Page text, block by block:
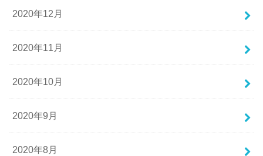
2020年12月
2020年11月
2020年10月
2020年9月
2020年8月